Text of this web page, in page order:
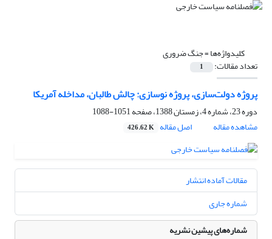
کلیدواژه‌ها =جنگ ضروری
تعداد مقالات: 1
پروژه دولت‌سازی، پروژه نوسازی: چالش طالبان، ‏مداخله آمریکا ‏
دوره 23، شماره 4، زمستان 1388، صفحه
1051-1088
مشاهده مقاله
اصل مقاله 426.62 K
مقالات آماده انتشار
شماره جاری
شماره‌های پیشین نشریه